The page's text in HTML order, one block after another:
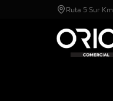
Ruta 5 Sur